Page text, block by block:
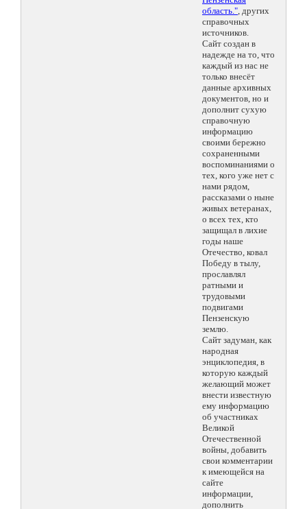
область.", других
справочных
источников.
Сайт создан в
надежде на то, что
каждый из нас не
только внесёт
данные архивных
документов, но и
дополнит сухую
справочную
информацию
своими бережно
сохраненными
воспоминаниями о
тех, кого уже нет с
нами рядом,
рассказами о ныне
живых ветеранах,
о всех тех, кто
защищал в лихие
годы наше
Отечество, ковал
Победу в тылу,
прославлял
ратными и
трудовыми
подвигами
Пензенскую
землю.
Сайт задуман, как
народная
энциклопедия, в
которую каждый
желающий может
внести известную
ему информацию
об участниках
Великой
Отечественной
войны, добавить
свои комментарии
к имеющейся на
сайте
информации,
дополнить